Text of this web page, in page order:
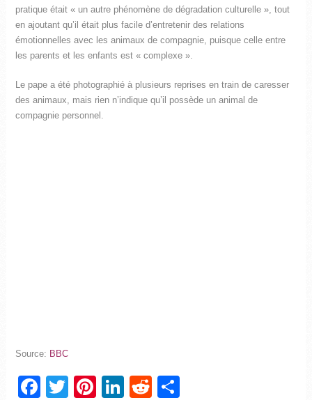
pratique était « un autre phénomène de dégradation culturelle », tout
en ajoutant qu’il était plus facile d’entretenir des relations
émotionnelles avec les animaux de compagnie, puisque celle entre
les parents et les enfants est « complexe ».
Le pape a été photographié à plusieurs reprises en train de caresser
des animaux, mais rien n’indique qu’il possède un animal de
compagnie personnel.
Source: BBC
Facebook
TwitterPinterest
LinkedIn
Reddit